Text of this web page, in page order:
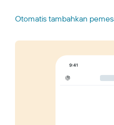
Otomatis tambahkan